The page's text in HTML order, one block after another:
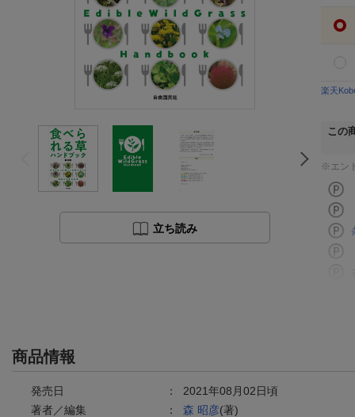
立ち読み
楽天
この
※エン
商品情報
発売日 ： 2021年08月02日頃
著者／編集
： 森 昭彦(著)